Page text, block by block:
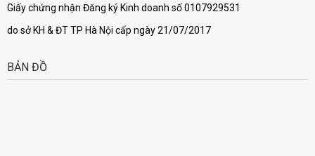
Giấy chứng nhận Đăng ký Kinh doanh số 0107929531
do sở KH & ĐT TP Hà Nội cấp ngày 21/07/2017
BẢN ĐỒ